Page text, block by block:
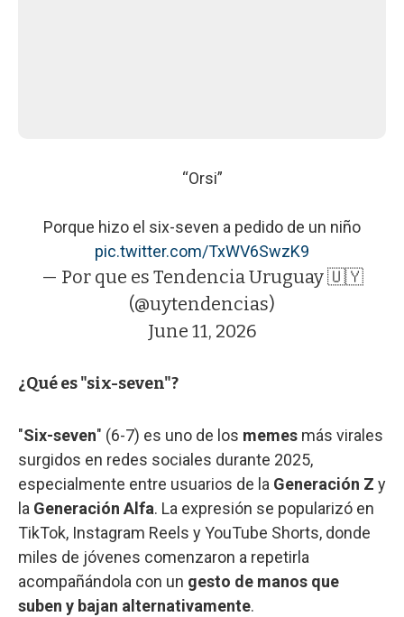
“Orsi”
Porque hizo el six-seven a pedido de un niño
pic.twitter.com/TxWV6SwzK9
— Por que es Tendencia Uruguay 🇺🇾
(@uytendencias)
June 11, 2026
¿Qué es "six-seven"?
"Six-seven" (6-7) es uno de los memes más virales
surgidos en redes sociales durante 2025,
especialmente entre usuarios de la Generación Z y
la Generación Alfa. La expresión se popularizó en
TikTok, Instagram Reels y YouTube Shorts, donde
miles de jóvenes comenzaron a repetirla
acompañándola con un gesto de manos que
suben y bajan alternativamente.